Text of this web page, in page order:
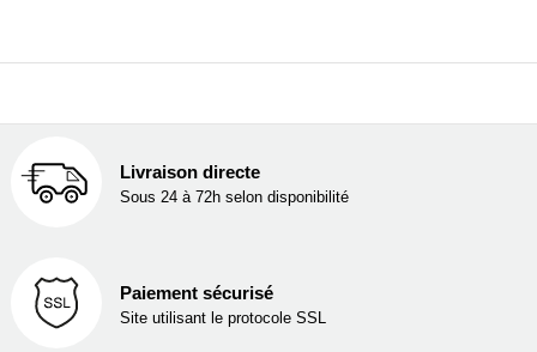
Livraison directe
Sous 24 à 72h selon disponibilité
Paiement sécurisé
Site utilisant le protocole SSL